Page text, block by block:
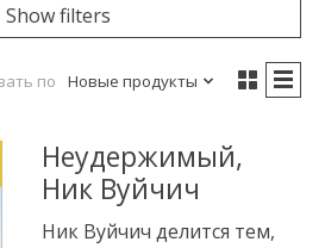
Show filters
по Новые продукты
Неудержимый,
Ник Вуйчич
Ник Вуйчич делится тем,